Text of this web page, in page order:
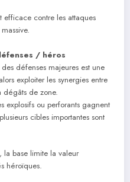
efficace contre les attaques
/ héros
défenses majeures est une
exploiter les synergies entre
dégâts de zone.
explosifs ou perforants gagnent
cibles importantes sont
la base limite la valeur
héroïques.